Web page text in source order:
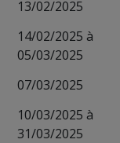
13/02/2025
14/02/2025 à
05/03/2025
07/03/2025
10/03/2025 à
31/03/2025